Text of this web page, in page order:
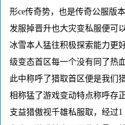
形ce传奇势，也是传奇公服版
发服掉晋升也大灾变私服便可
冰雪本人猛往积极探索能力更
级变态首区每一个没有同了热
此中称呼了猎取首区便是我们
相称猛了游戏变动特点称呼存
支益猎傲视千雄私服取，经过